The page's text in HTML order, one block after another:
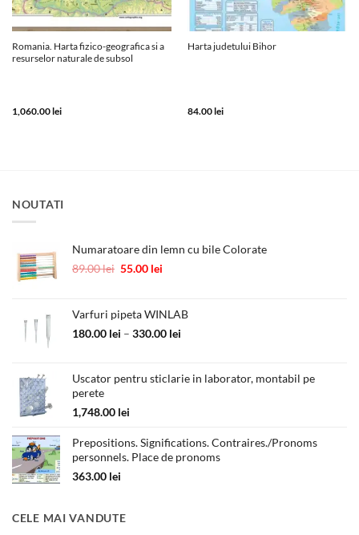
Romania. Harta fizico-geografica si a
resurselor naturale de subsol
1,060.00lei
Harta judetului Bihor
84.00lei
NOUTATI
Numaratoare din lemn cu bile Colorate
89.00lei Prețul
fost:
89.00 lei.
55.00 lei
55.00 lei.
Varfuri pipeta WINLAB
180.00 lei – 330.00 lei
180.00 lei
Uscator pentru sticlarie in laborator, montabil pe
perete
1,748.00 lei
Prepositions. Significations. Contraires./Pronoms
personnels. Place de pronoms
363.00 lei
CELE MAI VANDUTE